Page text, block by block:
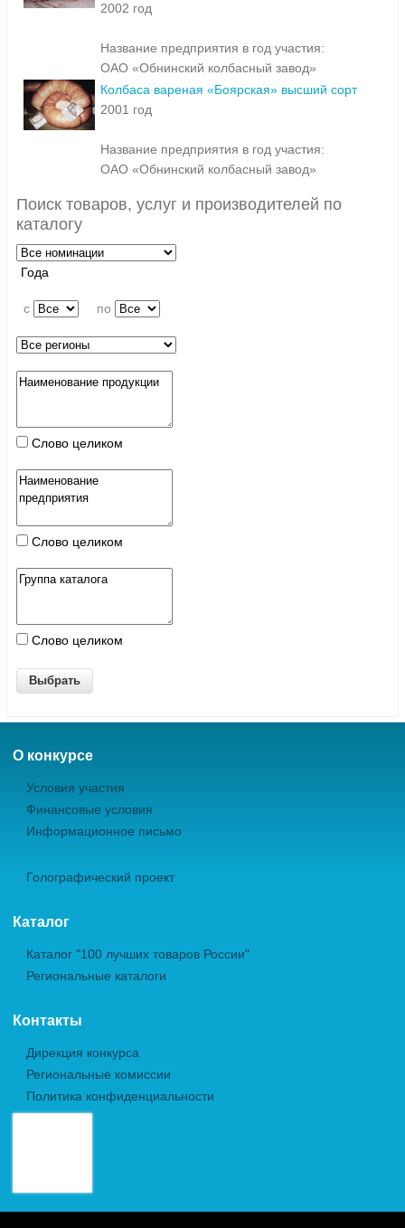
2002 год
Название предприятия в год участия:
ОАО «Обнинский колбасный завод»
Колбаса вареная «Боярская» высший сорт
2001 год
Название предприятия в год участия:
ОАО «Обнинский колбасный завод»
Поиск товаров, услуг и производителей по
каталогу
Года
c по
Слово целиком
Слово целиком
Слово целиком
О конкурсе
Условия участия
Финансовые условия
Информационное письмо
Голографический проект
Каталог
Каталог "100 лучших товаров России"
Региональные каталоги
Контакты
Дирекция конкурса
Региональные комиссии
Политика конфиденциальности